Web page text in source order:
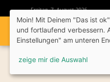
Freitag, 7. August 2026
Moin! Mit Deinem "Das ist
und fortlaufend verbessern.
Einstellungen" am unteren
zeige mir die Auswahl